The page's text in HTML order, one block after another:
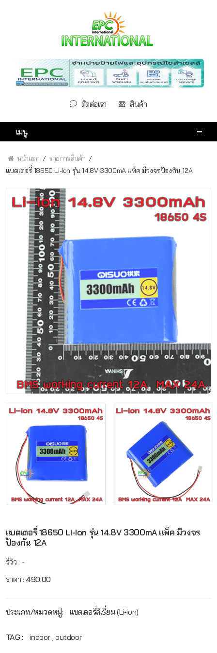
ติดต่อเรา สินค้า
เมนู
หน้าแรก รายการสินค้า
แบตเตอรี่ 18650 Li-Ion รุ่น 14.8V 3300mA แพ็ค มีวงจรป้องกัน 12A
แบตเตอรี่ 18650 Li-Ion รุ่น 14.8V 3300mA แพ็ค มีวงจร
ป้องกัน 12A
รีวิว : -
ราคา : 490.00
ประเภท/หมวดหมู่: แบตเตอรี่ลิเธี่ยม (Li-ion)
TAG : indoor , outdoor